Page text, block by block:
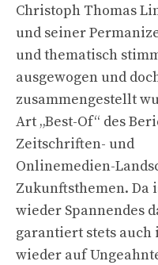
Christoph Thomas
und seiner
und thematisch
ausgewogen und
zusammengestellt
Art „Best-Of“ des
Zeitschriften- und
Onlinemedien-
Zukunftsthemen. Da
wieder Spannendes
garantiert stets auch
wieder auf